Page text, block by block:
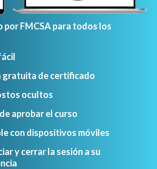
por FMCSA para todos los
gratuita de certificado
ocultos
aprobar el curso
con dispositivos móviles
y cerrar la sesión a su